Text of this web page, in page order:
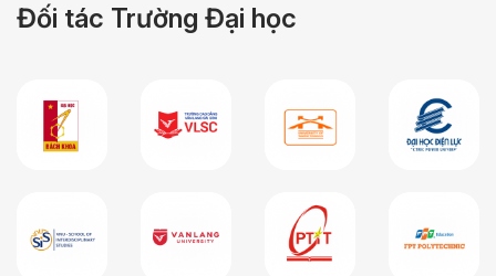
Đối tác Trường Đại học